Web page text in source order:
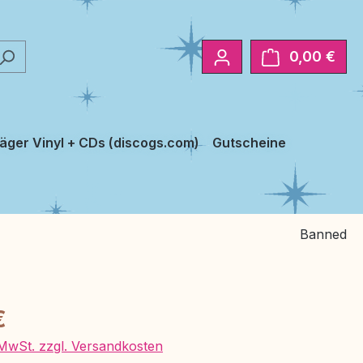
0,00 €
Vinyl + CDs (discogs.com) Gutscheine
Banned
zzgl. Versandkosten